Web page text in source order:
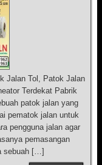
Jalan Tol, Patok Jalan
Terdekat Pabrik
patok jalan yang
pematok jalan untuk
pengguna jalan agar
pemasangan
sebuah […]